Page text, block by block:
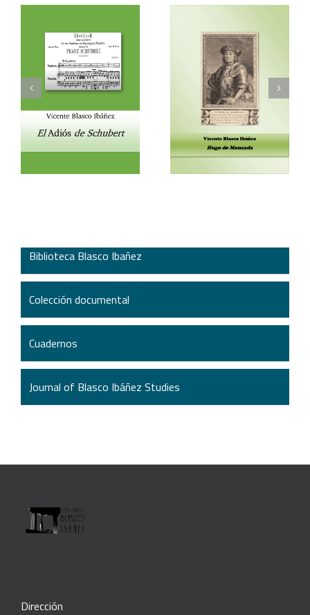
Vicente Blasco Ibáñez,
Hugo de Moncada
Aventura veneciana y
otros cuentos
Biblioteca Blasco Ibañez
Colección documental
Cuadernos
Journal of Blasco Ibáñez Studies
Dirección